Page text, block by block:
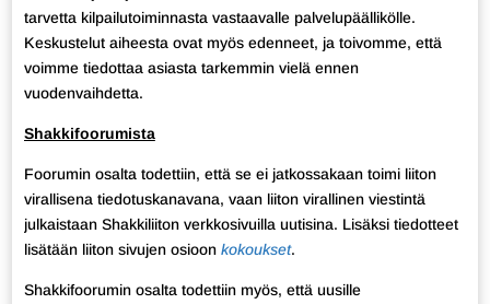
tarvetta kilpailutoiminnasta vastaavalle palvelupäällikölle.
Keskustelut aiheesta ovat myös edenneet, ja toivomme, että
voimme tiedottaa asiasta tarkemmin vielä ennen
vuodenvaihdetta.
Shakkifoorumista
Foorumin osalta todettiin, että se ei jatkossakaan toimi liiton
virallisena tiedotuskanavana, vaan liiton virallinen viestintä
julkaistaan Shakkiliiton verkkosivuilla uutisina. Lisäksi tiedotteet
lisätään liiton sivujen osioon kokoukset.
Shakkifoorumin osalta todettiin myös, että uusille